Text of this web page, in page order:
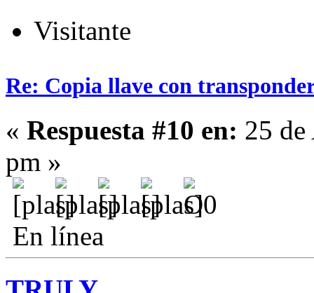
Visitante
Re: Copia llave con
« Respuesta #10 en: 25
pm »
En línea